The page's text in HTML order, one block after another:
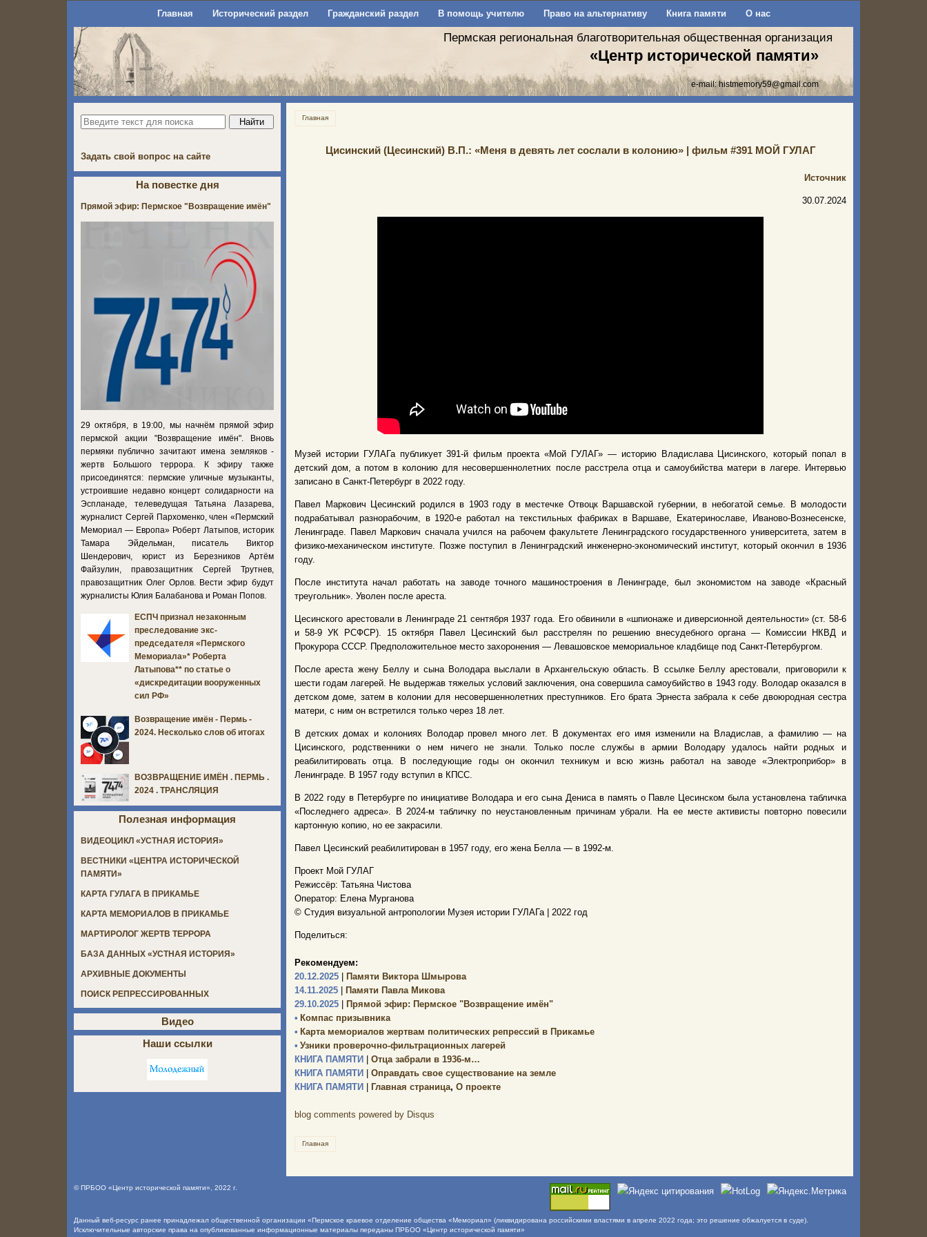
Главная Исторический раздел Гражданский раздел В помощь учителю Право на альтернативу Книга памяти О нас
Пермская региональная благотворительная общественная организация
«Центр исторической памяти»
e-mail:histmemory59@gmail.com
Главная
Цисинский (Цесинский) В.П.: «Меня в девять лет сослали в колонию» | фильм #391 МОЙ ГУЛАГ
Источник
30.07.2024
Музей истории ГУЛАГа публикует 391-й фильм проекта «Мой ГУЛАГ» — историю Владислава Цисинского, который попал в
детский дом, а потом в колонию для несовершеннолетних после расстрела отца и самоубийства матери в лагере. Интервью
записано в Санкт-Петербург в 2022 году.
Павел Маркович Цесинский родился в 1903 году в местечке Отвоцк Варшавской губернии, в небогатой семье. В молодости
подрабатывал разнорабочим, в 1920-е работал на текстильных фабриках в Варшаве, Екатеринославе, Иваново-Вознесенске,
Ленинграде. Павел Маркович сначала учился на рабочем факультете Ленинградского государственного университета, затем в
физико-механическом институте. Позже поступил в Ленинградский инженерно-экономический институт, который окончил в 1936
году.
После института начал работать на заводе точного машиностроения в Ленинграде, был экономистом на заводе «Красный
треугольник». Уволен после ареста.
Цесинского арестовали в Ленинграде 21 сентября 1937 года. Его обвинили в «шпионаже и диверсионной деятельности» (ст. 58-6
и 58-9 УК РСФСР). 15 октября Павел Цесинский был расстрелян по решению внесудебного органа — Комиссии НКВД и
Прокурора СССР. Предположительное место захоронения — Левашовское мемориальное кладбище под Санкт-Петербургом.
После ареста жену Беллу и сына Володара выслали в Архангельскую область. В ссылке Беллу арестовали, приговорили к
шести годам лагерей. Не выдержав тяжелых условий заключения, она совершила самоубийство в 1943 году. Володар оказался в
детском доме, затем в колонии для несовершеннолетних преступников. Его брата Эрнеста забрала к себе двоюродная сестра
матери, с ним он встретился только через 18 лет.
В детских домах и колониях Володар провел много лет. В документах его имя изменили на Владислав, а фамилию — на
Цисинского, родственники о нем ничего не знали. Только после службы в армии Володару удалось найти родных и
реабилитировать отца. В последующие годы он окончил техникум и всю жизнь работал на заводе «Электроприбор» в
Ленинграде. В 1957 году вступил в КПСС.
В 2022 году в Петербурге по инициативе Володара и его сына Дениса в память о Павле Цесинском была установлена табличка
«Последнего адреса». В 2024-м табличку по неустановленным причинам убрали. На ее месте активисты повторно повесили
картонную копию, но ее закрасили.
Павел Цесинский реабилитирован в 1957 году, его жена Белла — в 1992-м.
Проект Мой ГУЛАГ
Режиссёр: Татьяна Чистова
Оператор: Елена Мурганова
© Студия визуальной антропологии Музея истории ГУЛАГа | 2022 год
Поделиться:
Рекомендуем:
20.12.2025
Памяти Виктора Шмырова
14.11.2025
Памяти Павла Микова
29.10.2025
Прямой эфир: Пермское "Возвращение имён"
• Компас призывника
• Карта мемориалов жертвам политических репрессий в Прикамье
• Узники проверочно-фильтрационных лагерей
КНИГА ПАМЯТИ
Отца забрали в 1936-м…
КНИГА ПАМЯТИ
Оправдать свое существование на земле
КНИГА ПАМЯТИ
Главная страница, О проекте
blog comments powered by Disqus
Главная
Задать свой вопрос на сайте
На повестке дня
Прямой эфир: Пермское "Возвращение имён"
29 октября, в 19:00, мы начнём прямой эфир
пермской акции "Возвращение имён". Вновь
пермяки публично зачитают имена земляков -
жертв Большого террора. К эфиру также
присоединятся: пермские уличные музыканты,
устроившие недавно концерт солидарности на
Эспланаде, телеведущая Татьяна Лазарева,
журналист Сергей Пархоменко, член «Пермский
Мемориал — Европа» Роберт Латыпов, историк
Тамара Эйдельман, писатель Виктор
Шендерович, юрист из Березников Артём
Файзулин, правозащитник Сергей Трутнев,
правозащитник Олег Орлов. Вести эфир будут
журналисты Юлия Балабанова и Роман Попов.
ЕСПЧ признал незаконным
преследование экс-
председателя «Пермского
Мемориала»* Роберта
Латыпова** по статье о
«дискредитации вооруженных
сил РФ»
Возвращение имён - Пермь -
2024. Несколько слов об итогах
ВОЗВРАЩЕНИЕ ИМЁН . ПЕРМЬ .
2024 . ТРАНСЛЯЦИЯ
Полезная информация
ВИДЕОЦИКЛ «УСТНАЯ ИСТОРИЯ»
ВЕСТНИКИ «ЦЕНТРА ИСТОРИЧЕСКОЙ
ПАМЯТИ»
КАРТА ГУЛАГА В ПРИКАМЬЕ
КАРТА МЕМОРИАЛОВ В ПРИКАМЬЕ
МАРТИРОЛОГ ЖЕРТВ ТЕРРОРА
БАЗА ДАННЫХ «УСТНАЯ ИСТОРИЯ»
АРХИВНЫЕ ДОКУМЕНТЫ
ПОИСК РЕПРЕССИРОВАННЫХ
Видео
Наши ссылки
©ПРБОО «Центр исторической памяти» , 2022 г.
Данный веб-ресурс ранее принадлежал общественной организации «Пермское краевое отделение общества «Мемориал» (ликвидирована российскими властями в апреле 2022 года; это решение обжалуется в суде).
Исключительные авторские права на опубликованные информационные материалы переданы ПРБОО «Центр исторической памяти»